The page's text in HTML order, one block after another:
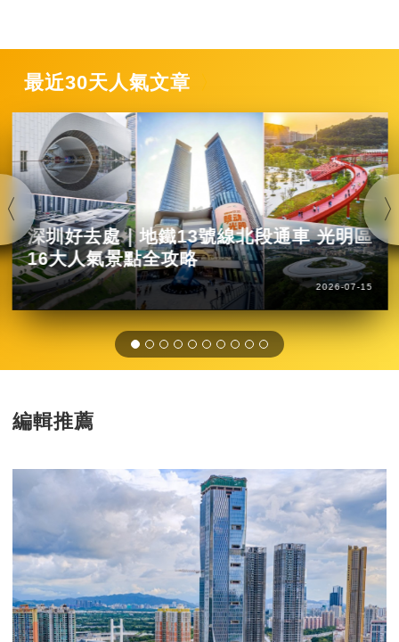
最近30天人氣文章
深圳好去處｜地鐵13號線北段通車 光明區
16大人氣景點全攻略
2026-07-15
編輯推薦